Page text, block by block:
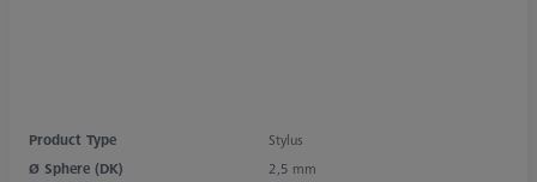
Product Type
Stylus
Ø Sphere (DK)
2,5 mm